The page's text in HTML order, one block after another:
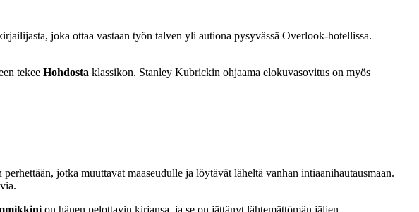
joka ottaa vastaan työn talven yli autiona pysyvässä Overlook-hotellissa.
tekee Hohdosta klassikon. Stanley Kubrickin ohjaama elokuvasovitus on myös
jotka muuttavat maaseudulle ja löytävät läheltä vanhan intiaanihautausmaan.